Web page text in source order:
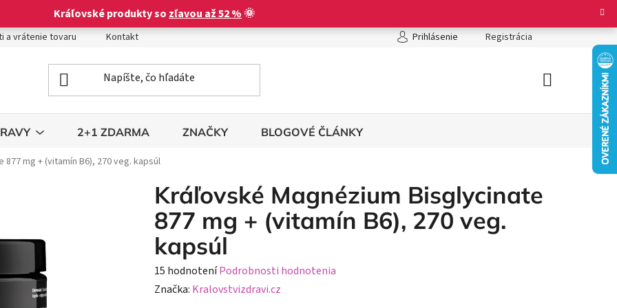
Kráľovské produkty so zľavou až 52 % 🌞
a vrátenie tovaru Kontakt Podmienky ochrany osobných údajov
Prihlásenie Registrácia
2+1 ZDARMA ZNAČKY BLOGOVÉ ČLÁNKY
mg + (vitamín B6), 270 veg. kapsúl
Kráľovské Magnézium Bisglycinate
877 mg + (vitamín B6), 270 veg.
kapsúl
Priemerné
hodnotenie
15 hodnoteníPodrobnosti hodnotenia
Značka: Kralovstvizdravi.cz